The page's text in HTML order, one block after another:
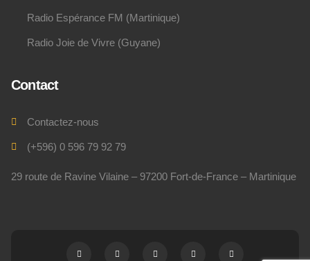
Radio Espérance FM (Martinique)
Radio Joie de Vivre (Guyane)
Contact
Contactez-nous
(+596) 0 596 79 92 79
29 route de Ravine Vilaine – 97200 Fort-de-France – Martinique